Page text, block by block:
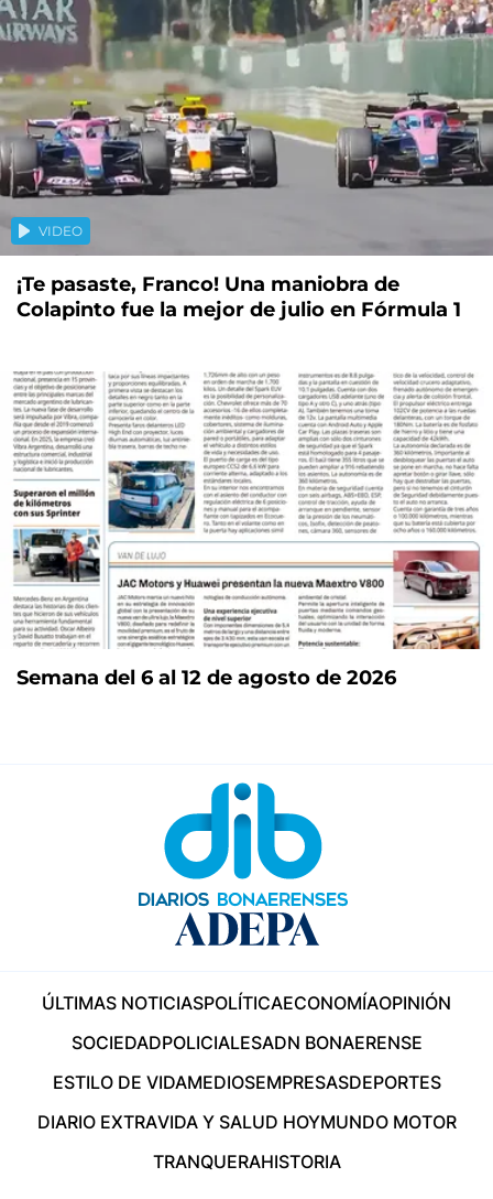
VIDEO
¡Te pasaste, Franco! Una maniobra de
Colapinto fue la mejor de julio en Fórmula 1
Semana del 6 al 12 de agosto de 2026
ÚLTIMAS NOTICIASPOLÍTICAECONOMÍAOPINIÓN
SOCIEDADPOLICIALESADN BONAERENSE
ESTILO DE VIDAMEDIOSEMPRESASDEPORTES
DIARIO EXTRAVIDA Y SALUD HOYMUNDO MOTOR
TRANQUERAHISTORIA